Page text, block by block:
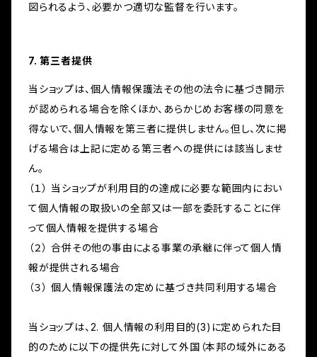
図られるよう、必要かつ適切な監督を行います。
7. 第三者提供
当ショップは、個人情報保護法その他の法令に基づき開示
が認められる場合を除くほか、あらかじめお客様の同意を
得ないで、個人情報を第三者に提供しません。但し、次に掲
げる場合は上記に定める第三者への提供には該当しませ
ん。
（１） 当ショップが利用目的の達成に必要な範囲内におい
て個人情報の取扱いの全部又は一部を委託することに伴
って個人情報を提供する場合
（２） 合併その他の事由による事業の承継に伴って個人情
報が提供される場合
（３） 個人情報保護法の定めに基づき共同利用する場合
当ショップは、2. 個人情報の利用目的(3)に定められた目
的のために以下の提供先に対して外国（本邦の域外にある